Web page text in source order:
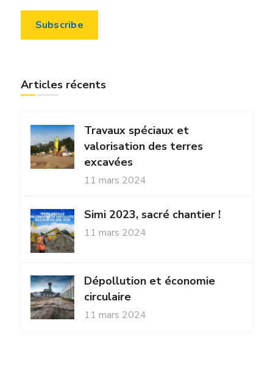
Articles récents
Travaux spéciaux et
valorisation des terres
excavées
11 mars 2024
Simi 2023, sacré chantier !
11 mars 2024
Dépollution et économie
circulaire
11 mars 2024